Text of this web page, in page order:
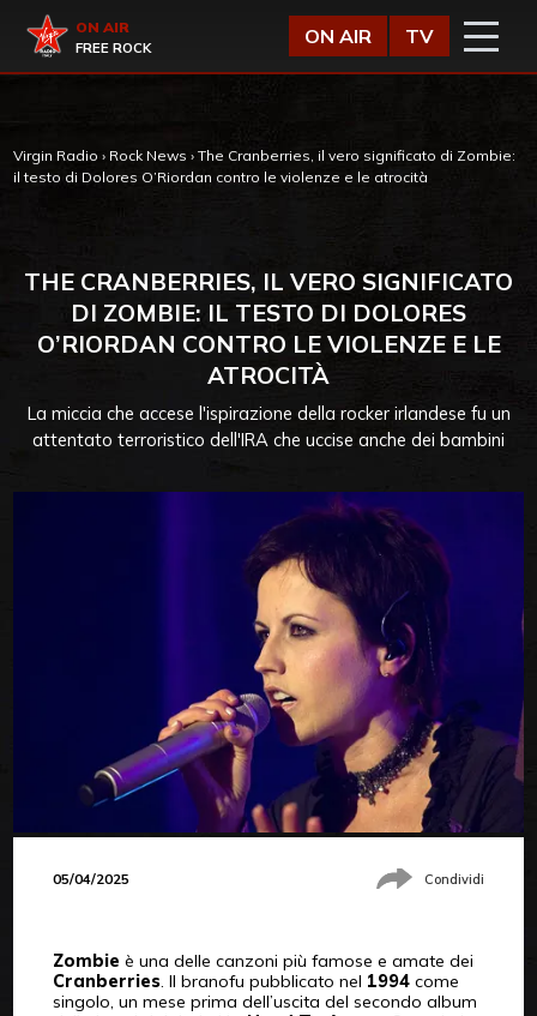
Virgin Radio
ON AIR
FREE ROCK
ON AIR TV
Virgin Radio › Rock News › The Cranberries, il vero significato di Zombie:
il testo di Dolores O’Riordan contro le violenze e le atrocità
THE CRANBERRIES, IL VERO SIGNIFICATO
DI ZOMBIE: IL TESTO DI DOLORES
O’RIORDAN CONTRO LE VIOLENZE E LE
ATROCITÀ
La miccia che accese l'ispirazione della rocker irlandese fu un
attentato terroristico dell'IRA che uccise anche dei bambini
05/04/2025 Condividi
Zombie è una delle canzoni più famose e amate dei
Cranberries. Il branofu pubblicato nel 1994come
singolo, un mese prima dell’uscita del secondo album